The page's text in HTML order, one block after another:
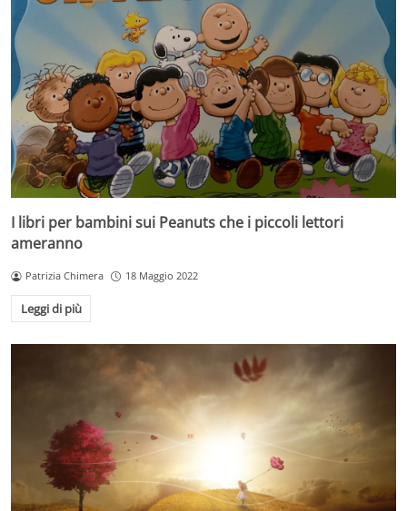
I libri per bambini sui Peanuts che i piccoli lettori
ameranno
Patrizia Chimera 18 Maggio 2022
Leggi di più